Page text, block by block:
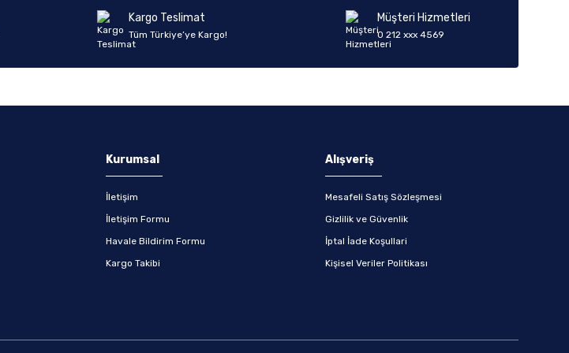
Kargo Teslimat
Tüm Türkiye’ye Kargo!
Müşteri Hizmetleri
0 212 xxx 4569
Kurumsal
İletişim
İletişim Formu
Havale Bildirim Formu
Kargo Takibi
Alışveriş
Mesafeli Satış Sözleşmesi
Gizlilik ve Güvenlik
İptal İade Koşullari
Kişisel Veriler Politikası